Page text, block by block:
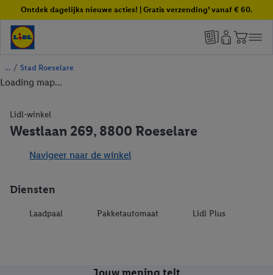
Ontdek dagelijks nieuwe acties! | Gratis verzending¹ vanaf € 60.
/ Stad Roeselare
Loading map...
Lidl-winkel
Westlaan 269, 8800 Roeselare
Navigeer naar de winkel
Diensten
Laadpaal Pakketautomaat Lidl Plus